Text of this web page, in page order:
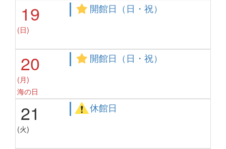
19
(日)
開館日（日・祝）
20
(月)
海の日
開館日（日・祝）
21
(火)
休館日